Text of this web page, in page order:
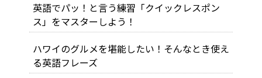
英語でパッ！と言う練習「クイックレスポン
ス」をマスターしよう！
ハワイのグルメを堪能したい！そんなとき使え
る英語フレーズ